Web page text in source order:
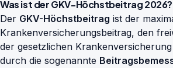
Was ist der GKV-Höchstbeitrag 2026?
Der GKV-Höchstbeitrag ist der
Krankenversicherungsbeitrag, den
der gesetzlichen
durch die sogenannte